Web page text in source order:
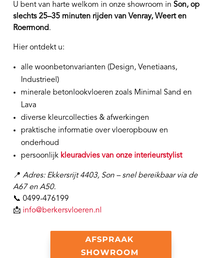
U bent van harte welkom in onze showroom in Son, op
slechts 25–35 minuten rijden van Venray, Weert en
Roermond.
Hier ontdekt u:
alle woonbetonvarianten (Design, Venetiaans,
Industrieel)
minerale betonlookvloeren zoals Minimal Sand en
Lava
diverse kleurcollecties & afwerkingen
praktische informatie over vloeropbouw en
onderhoud
persoonlijk kleuradvies van onze interieurstylist
📍Adres: Ekkersrijt 4403, Son – snel bereikbaar via de
A67 en A50.
📞 0499-476199
📩 info@berkersvloeren.nl
AFSPRAAK
SHOWROOM